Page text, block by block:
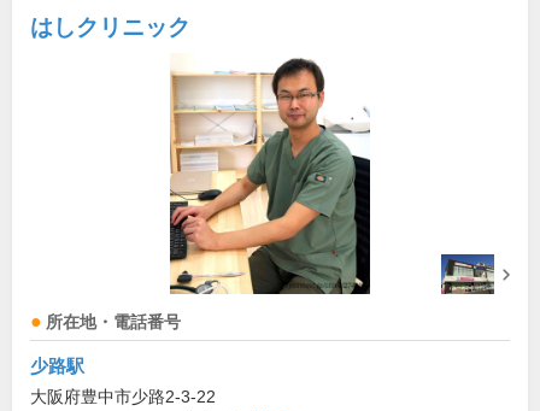
はしクリニック
所在地・電話番号
少路駅
大阪府豊中市少路2-3-22